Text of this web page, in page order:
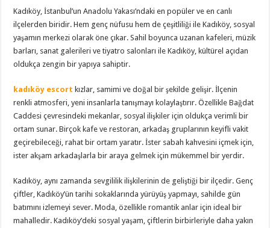
Kadıköy, İstanbul’un Anadolu Yakası’ndaki en popüler ve en canlı
ilçelerden biridir. Hem genç nüfusu hem de çeşitliliği ile Kadıköy, sosyal
yaşamın merkezi olarak öne çıkar. Sahil boyunca uzanan kafeleri, müzik
barları, sanat galerileri ve tiyatro salonları ile Kadıköy, kültürel açıdan
oldukça zengin bir yapıya sahiptir.
kadıköy escort kızlar, samimi ve doğal bir şekilde gelişir. İlçenin
renkli atmosferi, yeni insanlarla tanışmayı kolaylaştırır. Özellikle Bağdat
Caddesi çevresindeki mekanlar, sosyal ilişkiler için oldukça verimli bir
ortam sunar. Birçok kafe ve restoran, arkadaş gruplarının keyifli vakit
geçirebileceği, rahat bir ortam yaratır. İster sabah kahvesini içmek için,
ister akşam arkadaşlarla bir araya gelmek için mükemmel bir yerdir.
Kadıköy, aynı zamanda sevgililik ilişkilerinin de geliştiği bir ilçedir. Genç
çiftler, Kadıköy’ün tarihi sokaklarında yürüyüş yapmayı, sahilde gün
batımını izlemeyi sever. Moda, özellikle romantik anlar için ideal bir
mahalledir. Kadıköy’deki sosyal yaşam, çiftlerin birbirleriyle daha yakın